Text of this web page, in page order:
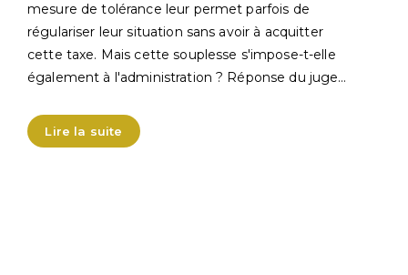
mesure de tolérance leur permet parfois de
régulariser leur situation sans avoir à acquitter
cette taxe. Mais cette souplesse s'impose-t-elle
également à l'administration ? Réponse du juge…
Lire la suite